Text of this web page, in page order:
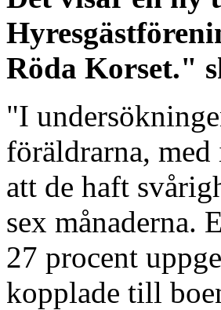
Röda Korset."
"I
föräldrarna,
att de haft
sex månaderna.
27 procent
kopplade till